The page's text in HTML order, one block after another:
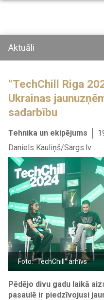
Pārlekt
saturu
Aktuāli
“TechChill Riga
Ukrainas
sadarbību
Tehnika un ekipējums
Daniels Kauliņš/Sargs.lv
Foto: "TechChill" arhīvs
Pēdējo divu gadu laikā
pasaulē ir piedzīvojusi